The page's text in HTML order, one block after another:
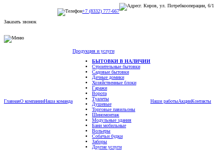
г. Киров, ул. Потребкооперации, 6/1
+7 (8332) 777-667
Заказать звонок
ГлавнаяО компанииНаша команда
Продукция и услуги
БЫТОВКИ В НАЛИЧИИ
Строительные бытовки
Садовые бытовки
Дачные домики
Хозяйственные блоки
Гаражи
Ворота
Туалеты
Душевые
Торговые павильоны
Шиномонтаж
Модульные здания
Бани мобильные
Вольеры
Собачьи будки
Заборы
Другие услуги
Наши работыАкцииКонтакты